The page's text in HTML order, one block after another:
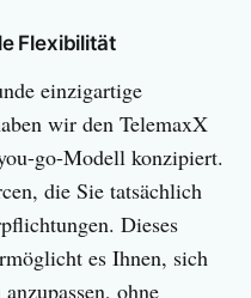
Flexibilität
einzigartige
wir den TelemaxX
go-Modell konzipiert.
die Sie tatsächlich
Dieses
es Ihnen, sich
ohne